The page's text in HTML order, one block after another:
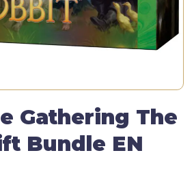
Gathering The
Bundle EN